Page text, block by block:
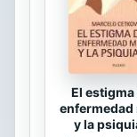
El estigma
enfermedad
y la